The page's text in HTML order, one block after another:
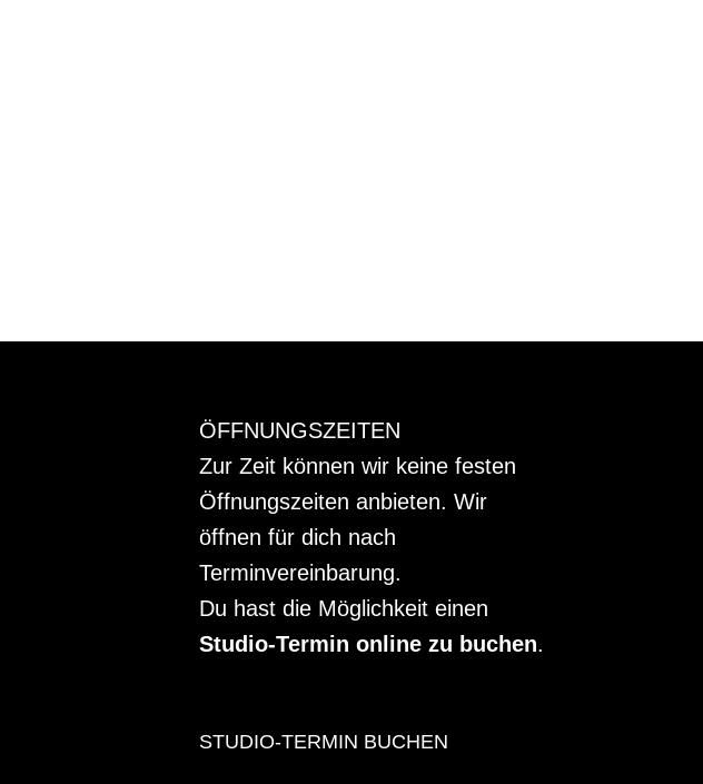
ÖFFNUNGSZEITEN
Zur Zeit können wir keine festen
Öffnungszeiten anbieten. Wir
öffnen für dich nach
Terminvereinbarung.
Du hast die Möglichkeit einen
Studio-Termin online zu buchen.
STUDIO-TERMIN BUCHEN